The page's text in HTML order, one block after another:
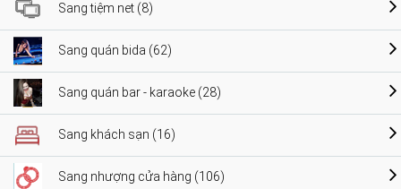
Sang tiệm net (8)
Sang quán bida (62)
Sang quán bar - karaoke (28)
Sang khách sạn (16)
Sang nhượng cửa hàng (106)